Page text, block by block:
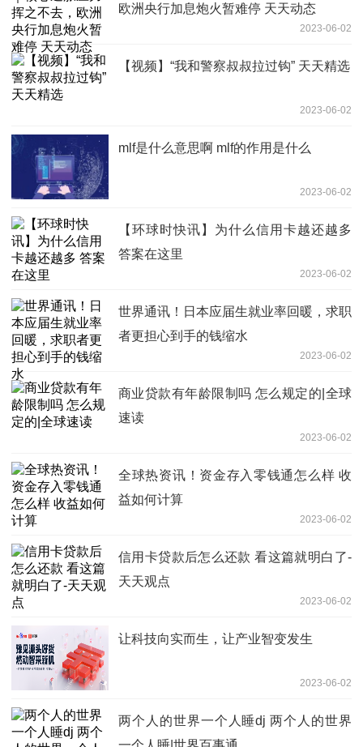
欧洲央行加息炮火暂难停 天天动态
2023-06-02
【视频】“我和警察叔叔拉过钩” 天天精选
2023-06-02
mlf是什么意思啊 mlf的作用是什么
2023-06-02
【环球时快讯】为什么信用卡越还越多
答案在这里
2023-06-02
世界通讯！日本应届生就业率回暖，求职
者更担心到手的钱缩水
2023-06-02
商业贷款有年龄限制吗 怎么规定的|全球
速读
2023-06-02
全球热资讯！资金存入零钱通怎么样 收
益如何计算
2023-06-02
信用卡贷款后怎么还款 看这篇就明白了-
天天观点
2023-06-02
让科技向实而生，让产业智变发生
2023-06-02
两个人的世界一个人睡dj 两个人的世界